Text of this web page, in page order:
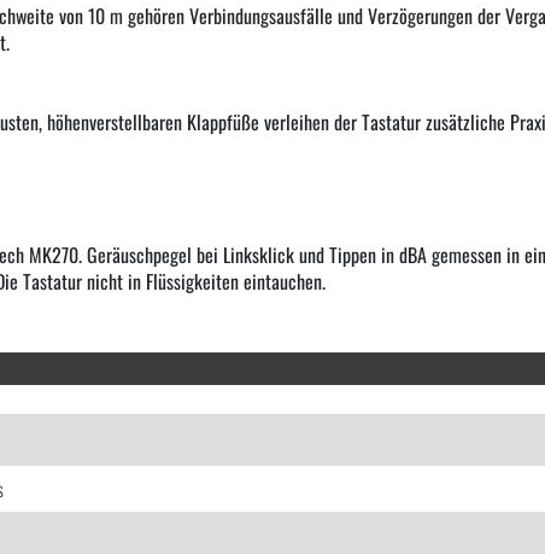
von 10 m gehören Verbindungsausfälle und Verzögerungen der
höhenverstellbaren Klappfüße verleihen der Tastatur zusätzliche
MK270. Geräuschpegel bei Linksklick und Tippen in dBA gemessen in
Tastatur nicht in Flüssigkeiten eintauchen.